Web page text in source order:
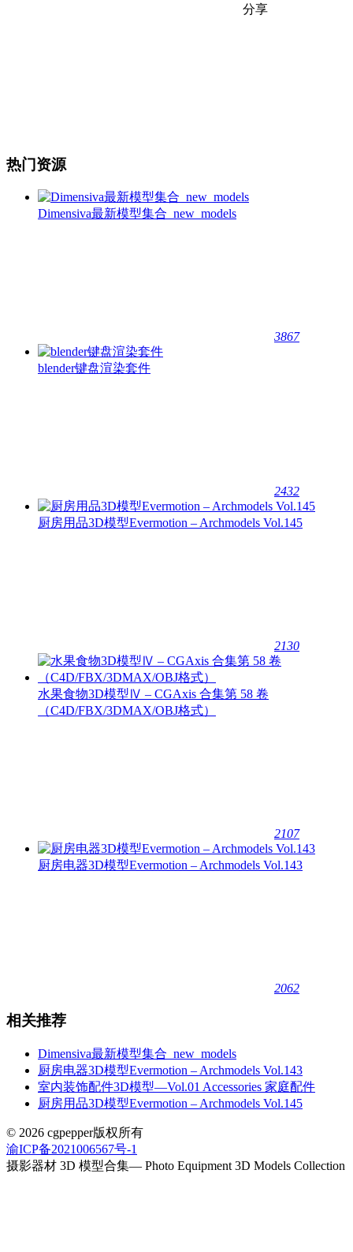
分享
热门资源
Dimensiva最新模型集合_new_models
3867
blender键盘渲染套件
2432
厨房用品3D模型Evermotion – Archmodels Vol.145
2130
水果食物3D模型Ⅳ – CGAxis 合集第 58 卷
（C4D/FBX/3DMAX/OBJ格式）
2107
厨房电器3D模型Evermotion – Archmodels Vol.143
2062
相关推荐
Dimensiva最新模型集合_new_models
厨房电器3D模型Evermotion – Archmodels Vol.143
室内装饰配件3D模型—Vol.01 Accessories 家庭配件
厨房用品3D模型Evermotion – Archmodels Vol.145
© 2026 cgpepper版权所有
渝ICP备2021006567号-1
摄影器材 3D 模型合集— Photo Equipment 3D Models Collection